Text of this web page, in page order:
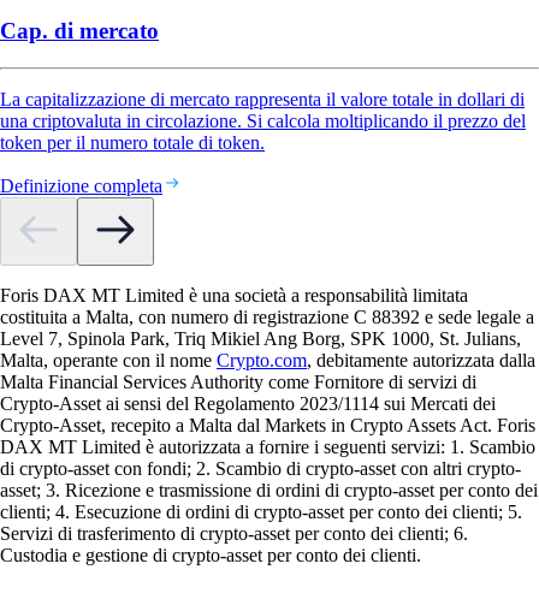
Cap. di mercato
La capitalizzazione di mercato rappresenta il valore totale in dollari di
una criptovaluta in circolazione. Si calcola moltiplicando il prezzo del
token per il numero totale di token.
Definizione completa
Foris DAX MT Limited è una società a responsabilità limitata
costituita a Malta, con numero di registrazione C 88392 e sede legale a
Level 7, Spinola Park, Triq Mikiel Ang Borg, SPK 1000, St. Julians,
Malta, operante con il nome Crypto.com, debitamente autorizzata dalla
Malta Financial Services Authority come Fornitore di servizi di
Crypto-Asset ai sensi del Regolamento 2023/1114 sui Mercati dei
Crypto-Asset, recepito a Malta dal Markets in Crypto Assets Act. Foris
DAX MT Limited è autorizzata a fornire i seguenti servizi: 1. Scambio
di crypto-asset con fondi; 2. Scambio di crypto-asset con altri crypto-
asset; 3. Ricezione e trasmissione di ordini di crypto-asset per conto dei
clienti; 4. Esecuzione di ordini di crypto-asset per conto dei clienti; 5.
Servizi di trasferimento di crypto-asset per conto dei clienti; 6.
Custodia e gestione di crypto-asset per conto dei clienti.